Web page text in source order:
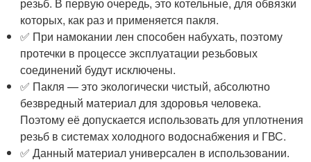
резьб. В первую очередь, это котельные, для обвязки
которых, как раз и применяется пакля.
✅ При намокании лен способен набухать, поэтому
протечки в процессе эксплуатации резьбовых
соединений будут исключены.
✅ Пакля — это экологически чистый, абсолютно
безвредный материал для здоровья человека.
Поэтому её допускается использовать для уплотнения
резьб в системах холодного водоснабжения и ГВС.
✅ Данный материал универсален в использовании.